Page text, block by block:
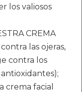
los valiosos
CREMA
las ojeras,
contra los
crema facial